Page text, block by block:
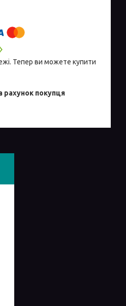
Тепер ви можете купити
рахунок покупця